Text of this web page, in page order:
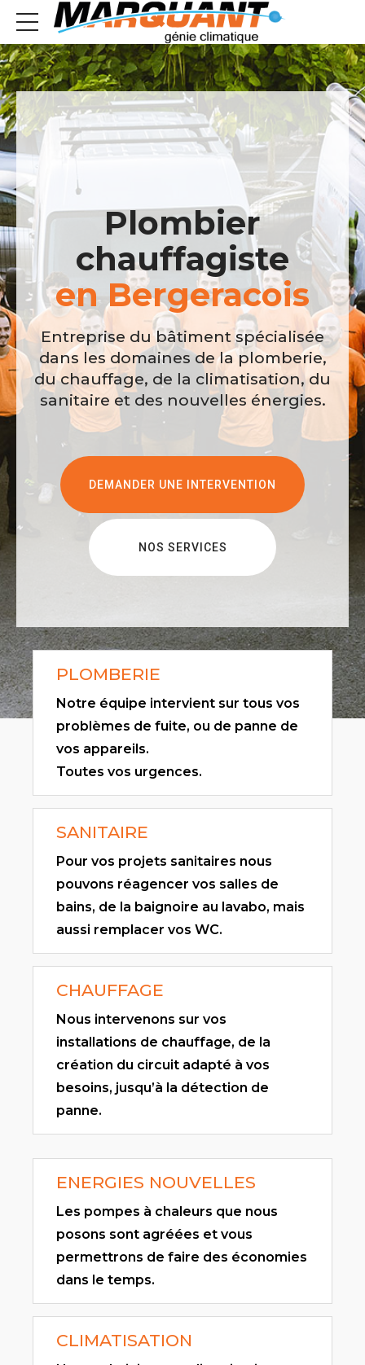
Plombier
chauffagiste
en Bergeracois
Entreprise du bâtiment spécialisée
dans les domaines de la plomberie,
du chauffage, de la climatisation, du
sanitaire et des nouvelles énergies.
DEMANDER UNE INTERVENTION
NOS SERVICES
PLOMBERIE
Notre équipe intervient sur tous vos
problèmes de fuite, ou de panne de
vos appareils.
Toutes vos urgences.
SANITAIRE
Pour vos projets sanitaires nous
pouvons réagencer vos salles de
bains, de la baignoire au lavabo, mais
aussi remplacer vos WC.
CHAUFFAGE
Nous intervenons sur vos
installations de chauffage, de la
création du circuit adapté à vos
besoins, jusqu’à la détection de
panne.
ENERGIES NOUVELLES
Les pompes à chaleurs que nous
posons sont agréées et vous
permettrons de faire des économies
dans le temps.
CLIMATISATION